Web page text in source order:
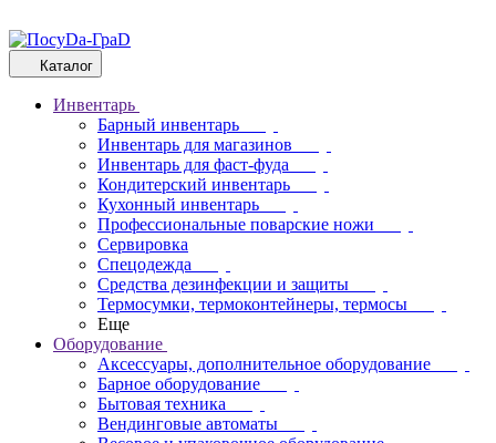
Каталог
Инвентарь
Барный инвентарь
Инвентарь для магазинов
Инвентарь для фаст-фуда
Кондитерский инвентарь
Кухонный инвентарь
Профессиональные поварские ножи
Сервировка
Спецодежда
Средства дезинфекции и защиты
Термосумки, термоконтейнеры, термосы
Еще
Оборудование
Аксессуары, дополнительное оборудование
Барное оборудование
Бытовая техника
Вендинговые автоматы